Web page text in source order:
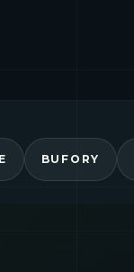
BUFORY